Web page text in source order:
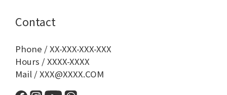
Contact
Phone / XX-XXX-XXX-XXX
Hours / XXXX-XXXX
Mail / XXX@XXXX.COM